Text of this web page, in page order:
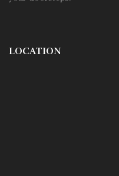
LOCATION